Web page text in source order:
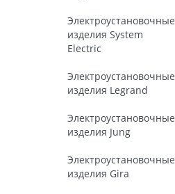
Электроустановочные
изделия System
Electric
Электроустановочные
изделия Legrand
Электроустановочные
изделия Jung
Электроустановочные
изделия Gira